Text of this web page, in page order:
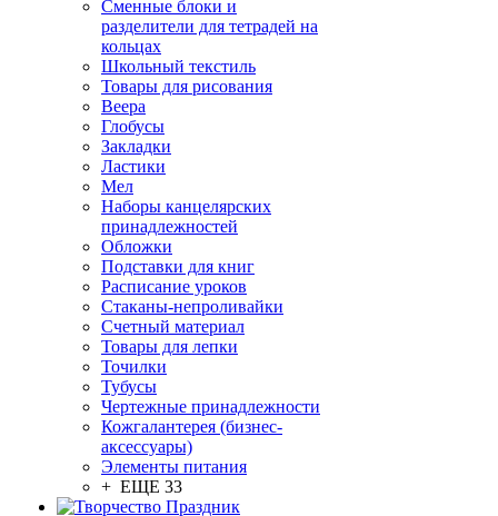
Сменные блоки и
разделители для тетрадей на
кольцах
Школьный текстиль
Товары для рисования
Веера
Глобусы
Закладки
Ластики
Мел
Наборы канцелярских
принадлежностей
Обложки
Подставки для книг
Расписание уроков
Стаканы-непроливайки
Счетный материал
Товары для лепки
Точилки
Тубусы
Чертежные принадлежности
Кожгалантерея (бизнес-
аксессуары)
Элементы питания
+ ЕЩЕ 33